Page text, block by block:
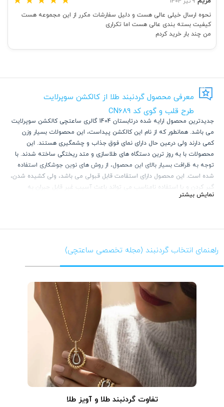
نحوه ارسال خیلی عالی هست و دلیل سفارشات مکرر از این مجموعه هست
کیفیت بسته بندی عالی هست اما تکراری
من چند بار خرید کردم
معرفی محصول گردنبند طلا از کالکشن سوپرلایت
طرح قلب و گوی کد CN689
جدیدترین محصول ارایه شده درتابستان 1404 گالری ساعتچی کالکشن سوپرلایت
می باشد. همانطور که از نام این کالکشن پیداست، این محصولات بسیار وزن
کمی دارند ولی درعین حال دارای نمای فوق جذاب و چشمگیری هستند. این
محصولات با به روز ترین دستگاه های طلاسازی و متد ریختگی ساخته شدند. با
توجه به ظرافت بسیار بالای این محصول، از روش های نوین جوشکاری استفاده
شده است. این محصول دارای استقامت قابل قبولی می باشد، ولی کشیده شدن،
گیر کردن و یا استفاده نامناسب می تواند باعث آسیب غیر قابل جبران به
محصول شود.
نمایش بیشتر
راهنمای انتخاب گردنبند (مجله تخصصی ساعتچی)
تفاوت گردنبند طلا و آویز طلا